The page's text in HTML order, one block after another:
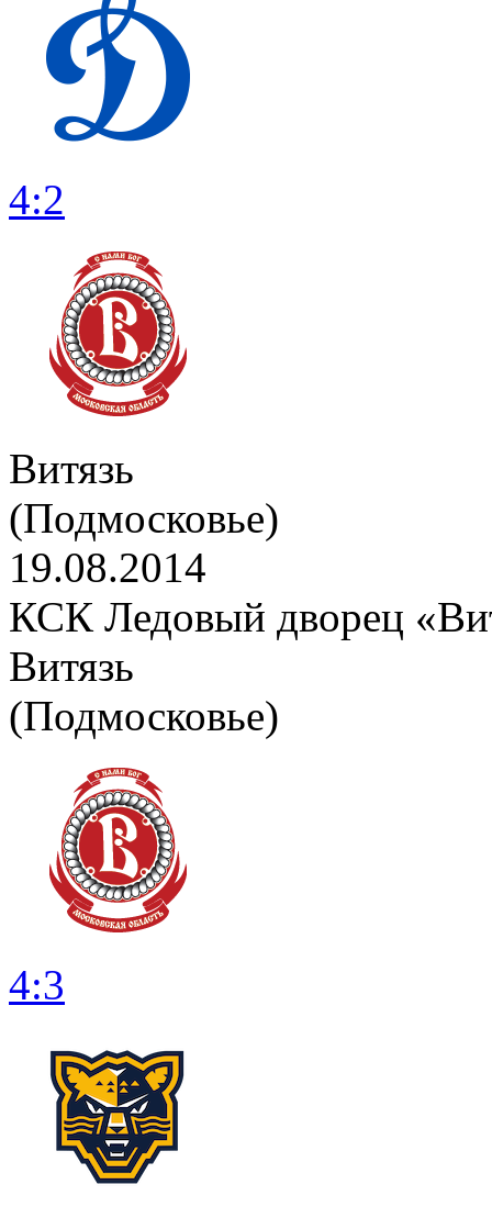
4:2
Витязь
(Подмосковье)
19.08.2014
КСК Ледовый дворец
Витязь
(Подмосковье)
4:3